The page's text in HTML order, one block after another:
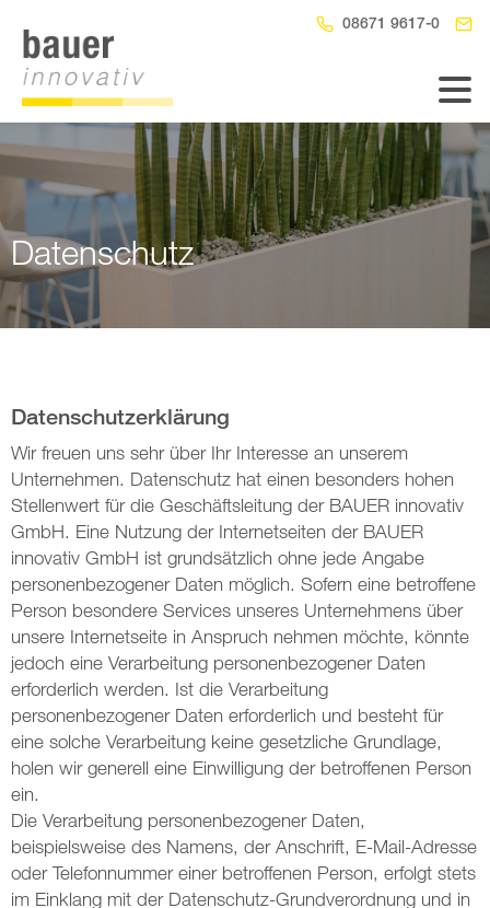
08671 9617-0
Datenschutz
Datenschutzerklärung
Wir freuen uns sehr über Ihr Interesse an unserem
Unternehmen. Datenschutz hat einen besonders hohen
Stellenwert für die Geschäftsleitung der BAUER innovativ
GmbH. Eine Nutzung der Internetseiten der BAUER
innovativ GmbH ist grundsätzlich ohne jede Angabe
personenbezogener Daten möglich. Sofern eine betroffene
Person besondere Services unseres Unternehmens über
unsere Internetseite in Anspruch nehmen möchte, könnte
jedoch eine Verarbeitung personenbezogener Daten
erforderlich werden. Ist die Verarbeitung
personenbezogener Daten erforderlich und besteht für
eine solche Verarbeitung keine gesetzliche Grundlage,
holen wir generell eine Einwilligung der betroffenen Person
ein.
Die Verarbeitung personenbezogener Daten,
beispielsweise des Namens, der Anschrift, E-Mail-Adresse
oder Telefonnummer einer betroffenen Person, erfolgt stets
im Einklang mit der Datenschutz-Grundverordnung und in